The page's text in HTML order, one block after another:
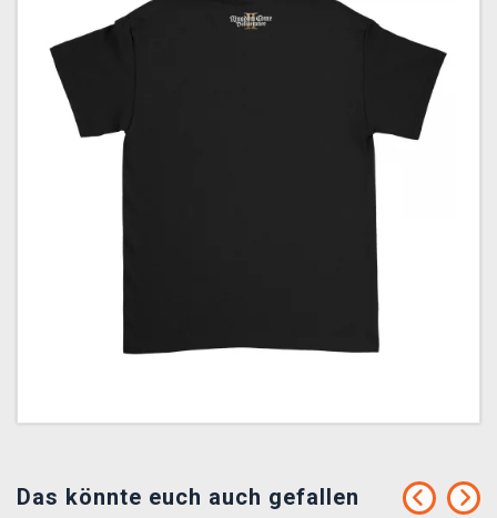
Das könnte euch auch gefallen